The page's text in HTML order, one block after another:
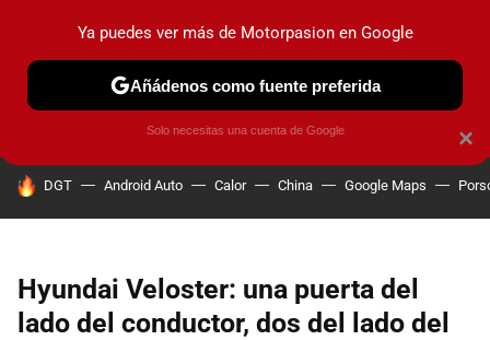
PRUEBAS COCHES ELÉCTRICOS OBSERVATORIO
HOY SE HABLA DE
DGT Android Auto Calor China Google Maps
Hyundai Veloster: una puerta del
lado del conductor, dos del lado del
×
Ya puedes ver más de Motorpasion en Google
Añádenos como fuente preferida
Solo necesitas una cuenta de Google